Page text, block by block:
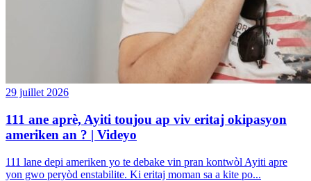
29 juillet 2026
111 ane aprè, Ayiti toujou ap viv eritaj okipasyon
ameriken an ? | Videyo
111 lane depi ameriken yo te debake vin pran kontwòl Ayiti apre
yon gwo peryòd enstabilite. Ki eritaj moman sa a kite po...